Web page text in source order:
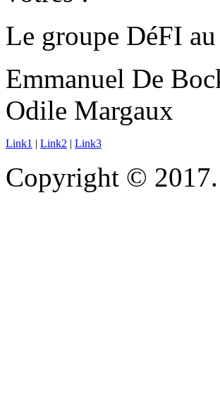
Le groupe DéFI
Emmanuel De
Odile Margaux
Link1 | Link2 | Link3
Copyright ©